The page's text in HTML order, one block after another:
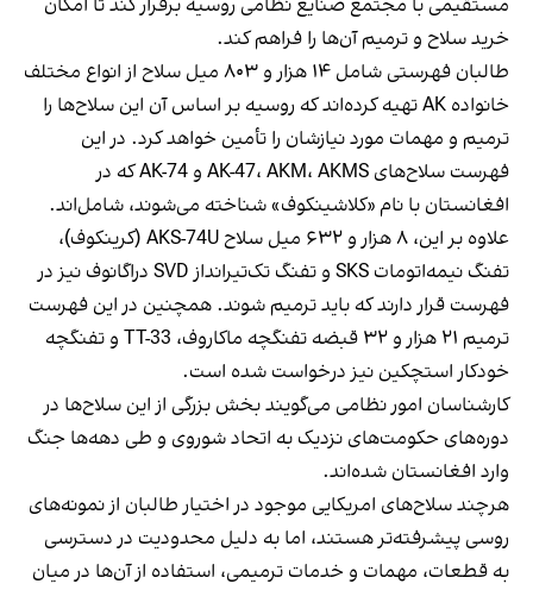
مستقیمی با مجتمع صنایع نظامی روسیه برقرار کند تا امکان
خرید سلاح و ترمیم آن‌ها را فراهم کند.
طالبان فهرستی شامل ۱۴ هزار و ۸۰۳ میل سلاح از انواع مختلف
خانواده AK تهیه کرده‌اند که روسیه بر اساس آن این سلاح‌ها را
ترمیم و مهمات مورد نیازشان را تأمین خواهد کرد. در این
فهرست سلاح‌های AK-47، AKM، AKMS و AK-74 که در
افغانستان با نام «کلاشینکوف» شناخته می‌شوند، شامل‌اند.
علاوه بر این، ۸ هزار و ۶۳۲ میل سلاح AKS-74U (کرینکوف)،
تفنگ نیمه‌اتومات SKS و تفنگ تک‌تیرانداز SVD دراگانوف نیز در
فهرست قرار دارند که باید ترمیم شوند. همچنین در این فهرست
ترمیم ۲۱ هزار و ۳۲ قبضه تفنگچه ماکاروف، TT-33 و تفنگچه
خودکار استچکین نیز درخواست شده است.
کارشناسان امور نظامی می‌گویند بخش بزرگی از این سلاح‌ها در
دوره‌های حکومت‌های نزدیک به اتحاد شوروی و طی دهه‌ها جنگ
وارد افغانستان شده‌اند.
هرچند سلاح‌های امریکایی موجود در اختیار طالبان از نمونه‌های
روسی پیشرفته‌تر هستند، اما به دلیل محدودیت در دسترسی
به قطعات، مهمات و خدمات ترمیمی، استفاده از آن‌ها در میان